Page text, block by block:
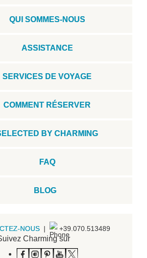
QUI SOMMES-NOUS
ASSISTANCE
SERVICES DE VOYAGE
COMMENT RÉSERVER
BY CHARMING
FAQ
BLOG
NOUS | +39.070.513489
Charming sur